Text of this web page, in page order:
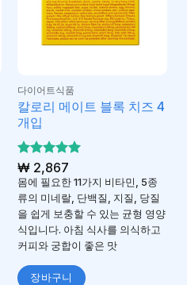
다이어트식품
칼로리 메이트 블록 치즈 4
개입
5 중에서
5로 평가
됨
₩2,867
몸에 필요한 11가지 비타민, 5종
류의 미네랄, 단백질, 지질, 당질
을 쉽게 보충할 수 있는 균형 영양
식입니다. 아침 식사를 의식하고
커피와 궁합이 좋은 맛
장바구니